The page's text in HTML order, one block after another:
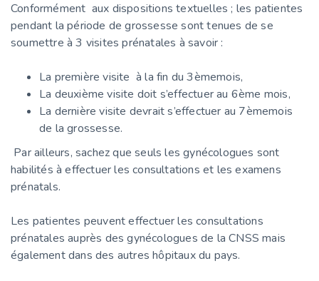
Conformément aux dispositions textuelles ; les patientes
pendant la période de grossesse sont tenues de se
soumettre à 3 visites prénatales à savoir :
La première visite à la fin du 3èmemois,
La deuxième visite doit s’effectuer au 6ème mois,
La dernière visite devrait s’effectuer au 7èmemois
de la grossesse.
Par ailleurs, sachez que seuls les gynécologues sont
habilités à effectuer les consultations et les examens
prénatals.
Les patientes peuvent effectuer les consultations
prénatales auprès des gynécologues de la CNSS mais
également dans des autres hôpitaux du pays.